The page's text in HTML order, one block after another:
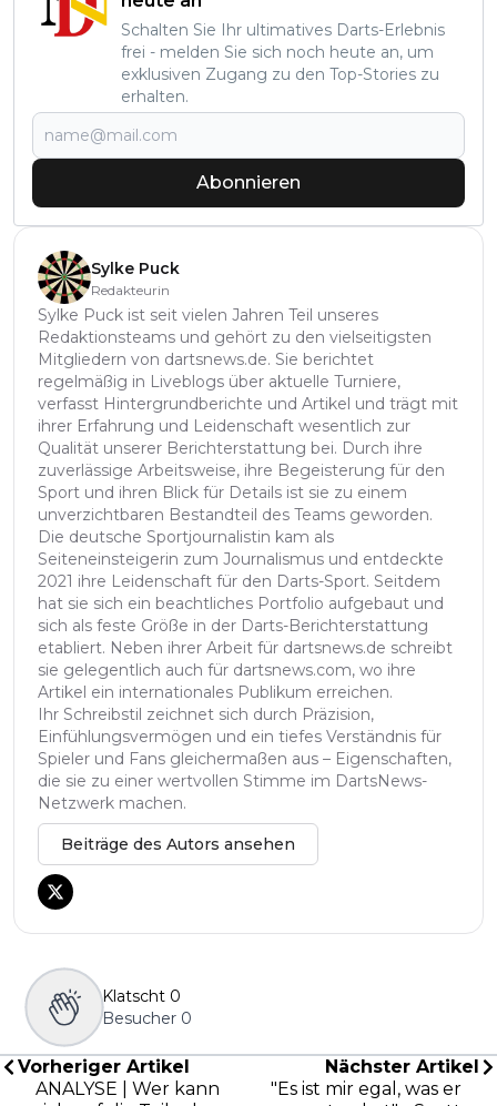
Schalten Sie Ihr ultimatives Darts-Erlebnis
frei - melden Sie sich noch heute an, um
exklusiven Zugang zu den Top-Stories zu
erhalten.
Abonnieren
Sylke Puck
Redakteurin
Sylke Puck ist seit vielen Jahren Teil unseres
Redaktionsteams und gehört zu den vielseitigsten
Mitgliedern von dartsnews.de. Sie berichtet
regelmäßig in Liveblogs über aktuelle Turniere,
verfasst Hintergrundberichte und Artikel und trägt mit
ihrer Erfahrung und Leidenschaft wesentlich zur
Qualität unserer Berichterstattung bei. Durch ihre
zuverlässige Arbeitsweise, ihre Begeisterung für den
Sport und ihren Blick für Details ist sie zu einem
unverzichtbaren Bestandteil des Teams geworden.
Die deutsche Sportjournalistin kam als
Seiteneinsteigerin zum Journalismus und entdeckte
2021 ihre Leidenschaft für den Darts-Sport. Seitdem
hat sie sich ein beachtliches Portfolio aufgebaut und
sich als feste Größe in der Darts-Berichterstattung
etabliert. Neben ihrer Arbeit für dartsnews.de schreibt
sie gelegentlich auch für dartsnews.com, wo ihre
Artikel ein internationales Publikum erreichen.
Ihr Schreibstil zeichnet sich durch Präzision,
Einfühlungsvermögen und ein tiefes Verständnis für
Spieler und Fans gleichermaßen aus – Eigenschaften,
die sie zu einer wertvollen Stimme im DartsNews-
Netzwerk machen.
Beiträge des Autors ansehen
Klatscht 0
Besucher 0
Vorheriger Artikel
ANALYSE | Wer kann
Nächster Artikel
"Es ist mir egal, was er